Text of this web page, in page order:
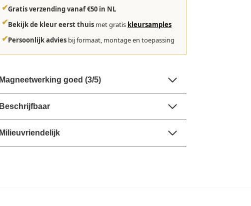
✔Gratis verzending vanaf €50 in NL
✔Bekijk de kleur eerst thuis met gratis kleursamples
✔Persoonlijk advies bij formaat, montage en toepassing
Magneetwerking goed (3/5)
Beschrijfbaar
Milieuvriendelijk